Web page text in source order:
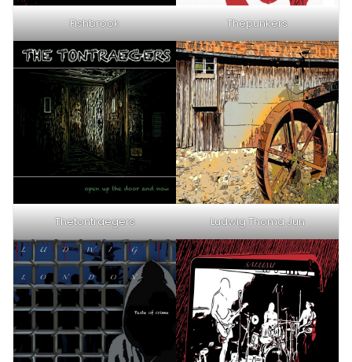
Fishbrook Thepunkers
Thetontraegers Ludwig Thoma Jun